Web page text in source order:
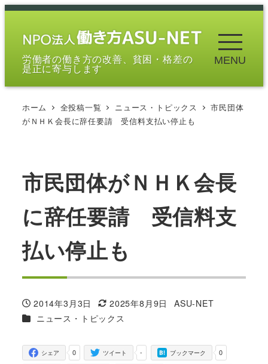
メ
労働者の働き方の改善、貧困・格差の
是正に寄与します
MENU
ホーム 全投稿一覧 ニュース・トピックス
市民団体
がＮＨＫ会長に辞任要請 受信料支払い停止も
市民団体がＮＨＫ会長
に辞任要請 受信料支
払い停止も
投稿日
2014年3月3日
更新日
2025年8月9日
著
ASU-NET
カテゴリー
ニュース・トピックス
0
シェア -
ツイート 0
ブックマーク